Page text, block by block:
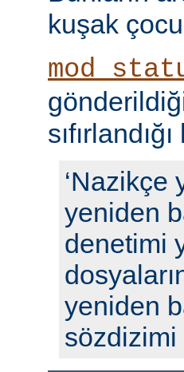
kuşak
‘Nazikçe
yeniden
denetimi
yeniden
sözdizimi